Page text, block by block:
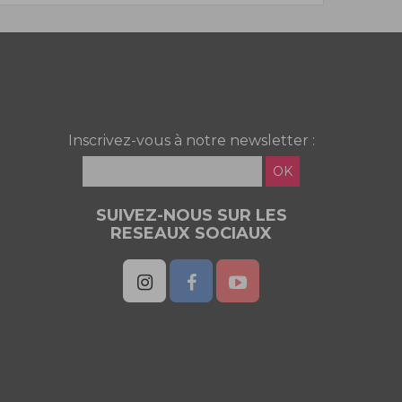
Inscrivez-vous à notre newsletter :
OK
SUIVEZ-NOUS SUR LES
RESEAUX SOCIAUX